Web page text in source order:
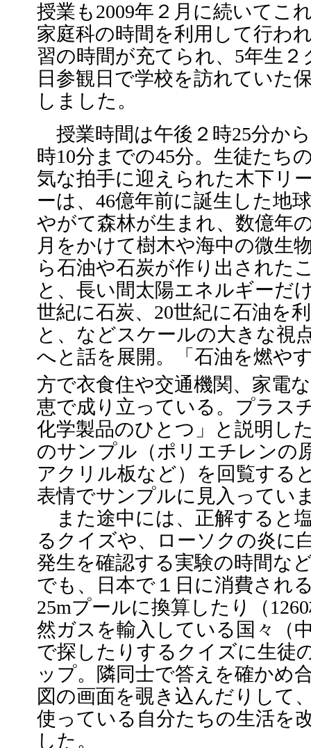
授業も2009年２月に続いてこ
家庭科の時間を利用して行わ
習の時間が充てられ、5年生
日参観日で学校を訪れていた
しました。
授業時間は午後２時25分か
時10分までの45分。生徒たち
気な拍手に迎えられた木下リ
ーは、46億年前に誕生した地
やがて森林が生まれ、数億年
月をかけて樹木や海中の微生
ら石油や石炭が作り出された
と、長い間太陽エネルギーだ
世紀に石炭、20世紀に石油を
と、などスケールの大きな視
へと話を展開。「石油を燃や
方で衣食住や交通機関、家電
恵で成り立っている。プラス
化学製品のひとつ」と説明し
のサンプル（ポリエチレンの
アクリル板など）を回覧する
表情でサンプルに見入ってい
また途中には、正解すると
るクイズや、ローソクの炎に
発生を確認する実験の時間な
でも、日本で１日に消費され
25mプールに換算したり（
然ガスを輸入している国々（
で探したりするクイズに生徒
ップ。隣同士で答えを確かめ
図の画面を覗き込んだりして
使っている自分たちの生活を
した。